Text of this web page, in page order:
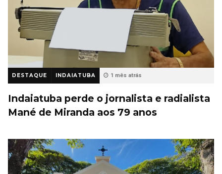
DESTAQUE INDAIATUBA 1 mês atrás
Indaiatuba perde o jornalista e radialista
Mané de Miranda aos 79 anos